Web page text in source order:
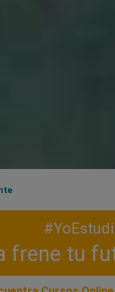
frene tu